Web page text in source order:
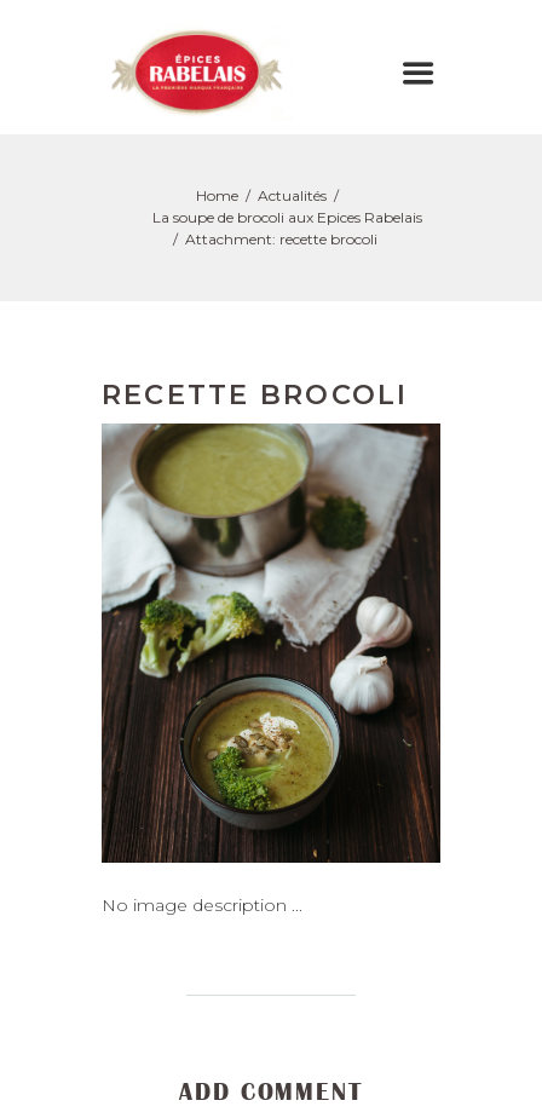
Home
Actualités
La soupe de brocoli aux Epices Rabelais
Attachment: recette brocoli
RECETTE BROCOLI
No image description ...
ADD COMMENT